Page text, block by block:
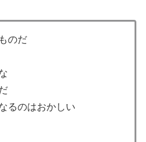
のだ
るのはおかしい